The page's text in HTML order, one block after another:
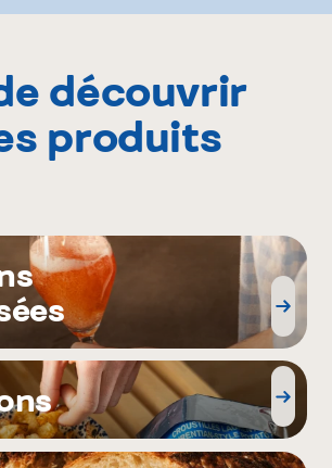
découvrir
produits